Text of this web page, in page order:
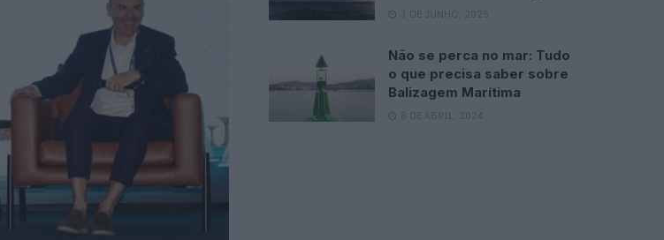
3 DE JUNHO, 2025
Não se perca no mar: Tudo
o que precisa saber sobre
Balizagem Marítima
8 DE ABRIL, 2024